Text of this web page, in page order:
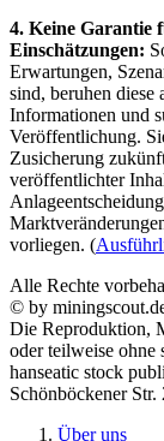
4. Keine Garantie
Einschätzungen:
Erwartungen,
sind, beruhen
Informationen und
Veröffentlichung.
Zusicherung
veröffentlichter
vorliegen. (
Alle Rechte
© by
Die Reproduktion,
oder teilweise ohne
hanseatic stock
Schönböckener
Über uns